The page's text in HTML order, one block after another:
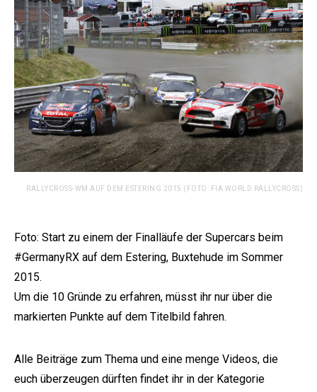
RALLYCROSS-WM AUF DEM ESTERING 2015 (FOTO: FIA WORLD RALLYCROSS)
Foto: Start zu einem der Finalläufe der Supercars beim
#GermanyRX auf dem Estering, Buxtehude im Sommer
2015.
Um die 10 Gründe zu erfahren, müsst ihr nur über die
markierten Punkte auf dem Titelbild fahren.
Alle Beiträge zum Thema und eine menge Videos, die
euch überzeugen dürften findet ihr in der Kategorie